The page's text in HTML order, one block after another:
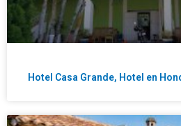
Hotel Casa Grande, Hotel en